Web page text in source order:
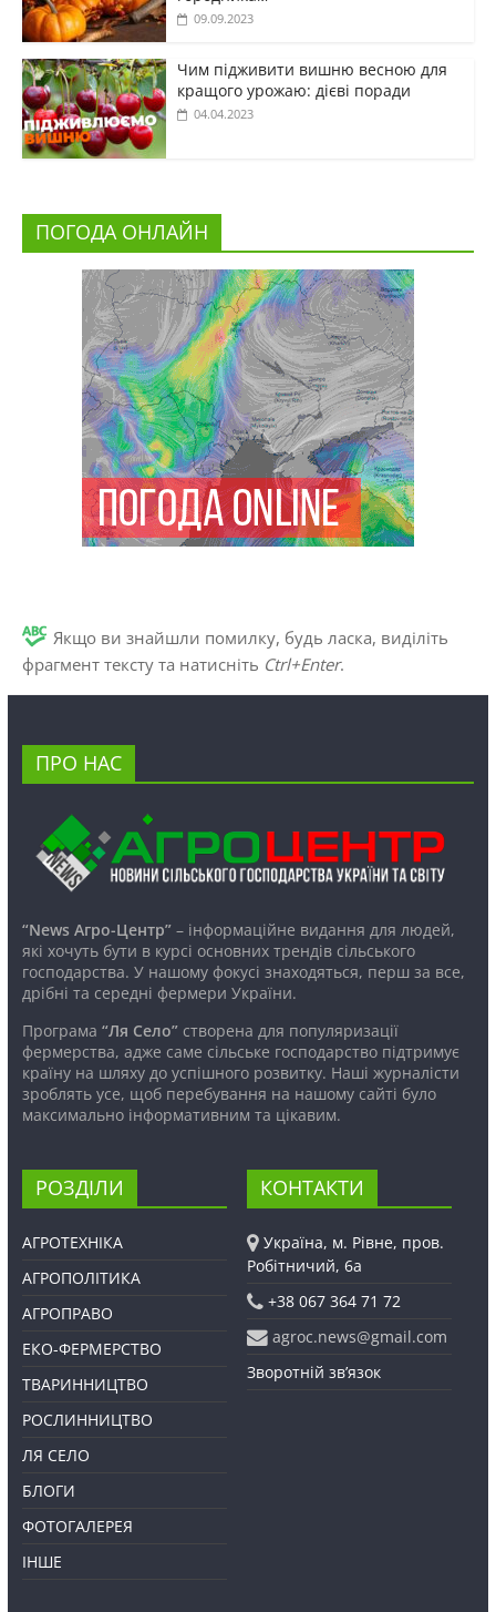
09.09.2023
Чим підживити вишню весною для
кращого урожаю: дієві поради
04.04.2023
ПОГОДА ОНЛАЙН
Якщо ви знайшли помилку, будь ласка, виділіть
фрагмент тексту та натисніть Ctrl+Enter.
ПРО НАС
“News Агро-Центр”– інформаційне видання для людей,
які хочуть бути в курсі основних трендів сільського
господарства. У нашому фокусі знаходяться, перш за все,
дрібні та середні фермери України.
Програма “Ля Село”створена для популяризації
фермерства, адже саме сільське господарство підтримує
країну на шляху до успішного розвитку. Наші журналісти
зроблять усе, щоб перебування на нашому сайті було
максимально інформативним та цікавим.
РОЗДІЛИ
АГРОТЕХНІКА
АГРОПОЛІТИКА
АГРОПРАВО
ЕКО-ФЕРМЕРСТВО
ТВАРИННИЦТВО
РОСЛИННИЦТВО
ЛЯ СЕЛО
БЛОГИ
ФОТОГАЛЕРЕЯ
ІНШЕ
КОНТАКТИ
Україна, м. Рівне, пров.
Робітничий, 6а
+38 067 364 71 72
agroc.news@gmail.com
Зворотній зв’язок